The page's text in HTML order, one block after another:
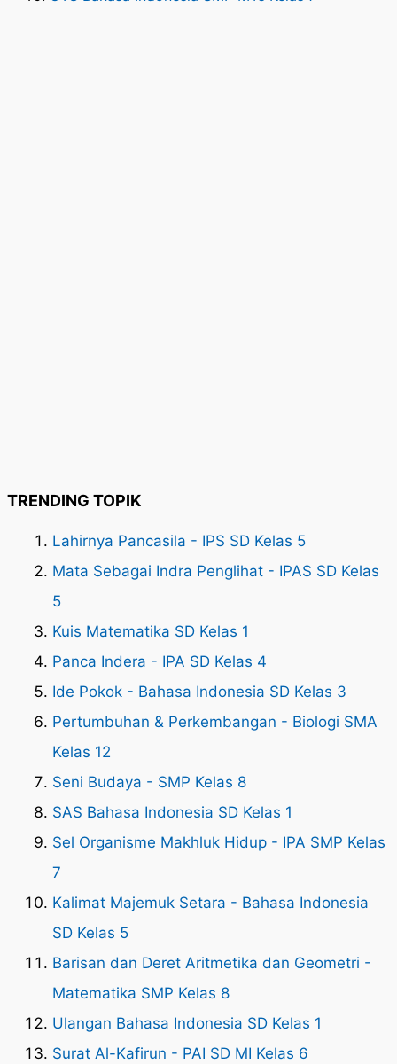
TRENDING TOPIK
Lahirnya Pancasila - IPS SD Kelas 5
Mata Sebagai Indra Penglihat - IPAS SD Kelas
5
Kuis Matematika SD Kelas 1
Panca Indera - IPA SD Kelas 4
Ide Pokok - Bahasa Indonesia SD Kelas 3
Pertumbuhan & Perkembangan - Biologi SMA
Kelas 12
Seni Budaya - SMP Kelas 8
SAS Bahasa Indonesia SD Kelas 1
Sel Organisme Makhluk Hidup - IPA SMP Kelas
7
Kalimat Majemuk Setara - Bahasa Indonesia
SD Kelas 5
Barisan dan Deret Aritmetika dan Geometri -
Matematika SMP Kelas 8
Ulangan Bahasa Indonesia SD Kelas 1
Surat Al-Kafirun - PAI SD MI Kelas 6